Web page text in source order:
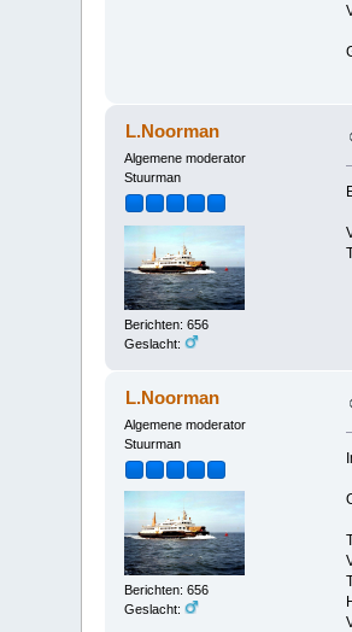
L.Noorman
Algemene moderator
Stuurman
Berichten: 656
Geslacht:
L.Noorman
Algemene moderator
Stuurman
Berichten: 656
Geslacht: